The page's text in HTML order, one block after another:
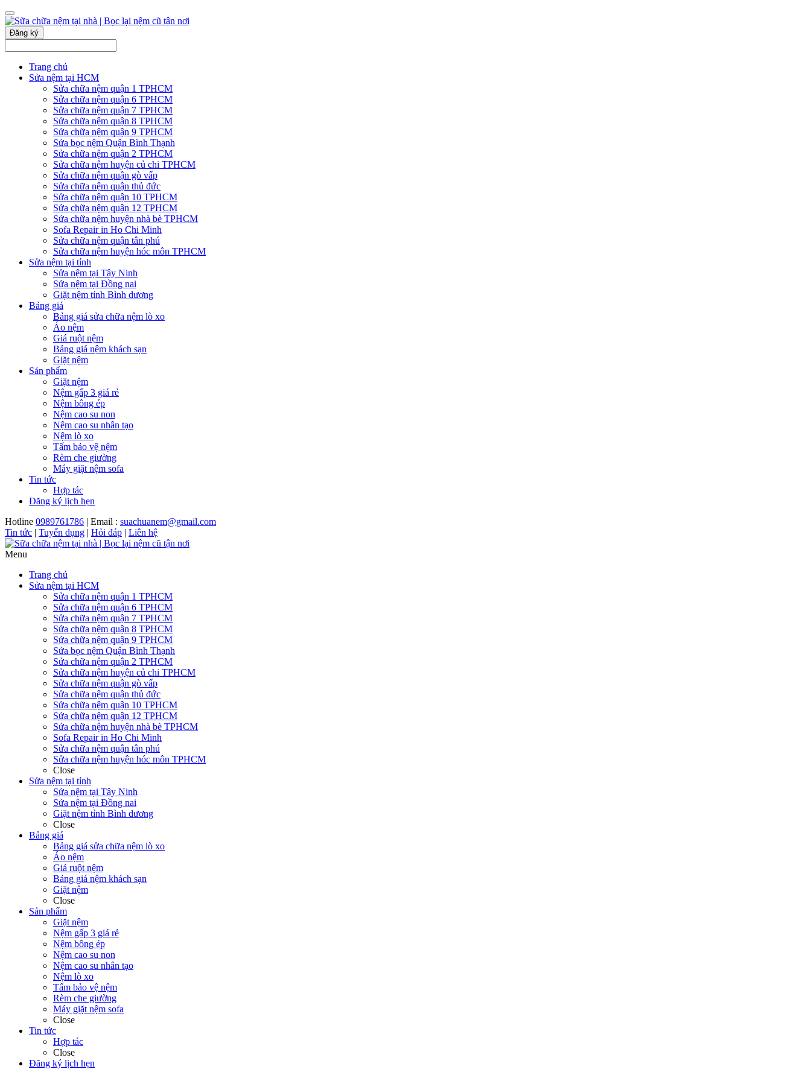
Đăng ký
Trang chủ
Sửa nệm tại HCM
Sửa chữa nệm quận 1 TPHCM
Sửa chữa nệm quận 6 TPHCM
Sửa chữa nệm quận 7 TPHCM
Sửa chữa nệm quận 8 TPHCM
Sửa chữa nệm quận 9 TPHCM
Sửa bọc nệm Quận Bình Thạnh
Sửa chữa nệm quận 2 TPHCM
Sửa chữa nệm huyện củ chi TPHCM
Sửa chữa nệm quận gò vấp
Sửa chữa nệm quận thủ đức
Sửa chữa nệm quận 10 TPHCM
Sửa chữa nệm quận 12 TPHCM
Sửa chữa nệm huyện nhà bè TPHCM
Sofa Repair in Ho Chi Minh
Sửa chữa nệm quận tân phú
Sửa chữa nệm huyện hóc môn TPHCM
Sửa nệm tại tỉnh
Sửa nệm tại Tây Ninh
Sửa nệm tại Đồng nai
Giặt nệm tỉnh Bình dương
Bảng giá
Bảng giá sửa chữa nệm lò xo
Áo nệm
Giá ruột nệm
Bảng giá nệm khách sạn
Giặt nệm
Sản phẩm
Giặt nệm
Nệm gấp 3 giá rẻ
Nệm bông ép
Nệm cao su non
Nệm cao su nhân tạo
Nệm lò xo
Tấm bảo vệ nệm
Rèm che giường
Máy giặt nệm sofa
Tin tức
Hợp tác
Đăng ký lịch hẹn
Hotline 0989761786 | Email : suachuanem@gmail.com
Tin tức | Tuyển dụng | Hỏi đáp | Liên hệ
Menu
Trang chủ
Sửa nệm tại HCM
Sửa chữa nệm quận 1 TPHCM
Sửa chữa nệm quận 6 TPHCM
Sửa chữa nệm quận 7 TPHCM
Sửa chữa nệm quận 8 TPHCM
Sửa chữa nệm quận 9 TPHCM
Sửa bọc nệm Quận Bình Thạnh
Sửa chữa nệm quận 2 TPHCM
Sửa chữa nệm huyện củ chi TPHCM
Sửa chữa nệm quận gò vấp
Sửa chữa nệm quận thủ đức
Sửa chữa nệm quận 10 TPHCM
Sửa chữa nệm quận 12 TPHCM
Sửa chữa nệm huyện nhà bè TPHCM
Sofa Repair in Ho Chi Minh
Sửa chữa nệm quận tân phú
Sửa chữa nệm huyện hóc môn TPHCM
Close
Sửa nệm tại tỉnh
Sửa nệm tại Tây Ninh
Sửa nệm tại Đồng nai
Giặt nệm tỉnh Bình dương
Close
Bảng giá
Bảng giá sửa chữa nệm lò xo
Áo nệm
Giá ruột nệm
Bảng giá nệm khách sạn
Giặt nệm
Close
Sản phẩm
Giặt nệm
Nệm gấp 3 giá rẻ
Nệm bông ép
Nệm cao su non
Nệm cao su nhân tạo
Nệm lò xo
Tấm bảo vệ nệm
Rèm che giường
Máy giặt nệm sofa
Close
Tin tức
Hợp tác
Close
Đăng ký lịch hẹn